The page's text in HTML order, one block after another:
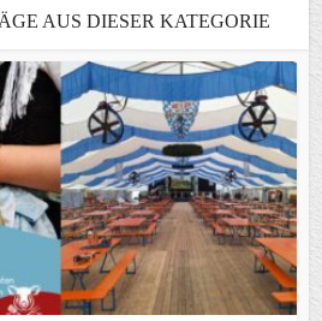
AUS DIESER KATEGORIE